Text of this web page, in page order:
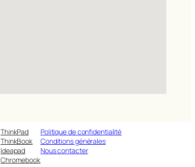
ThinkPad
ThinkBook
Ideapad
Chromebook
Politique de confidentialité
Conditions générales
Nous contacter